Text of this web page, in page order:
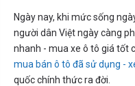
Ngày nay, khi mức sống
người dân Việt ngày càng
nhanh - mua xe ô tô giá tốt
mua bán ô tô đã sử dụng -
quốc chính thức ra đời.